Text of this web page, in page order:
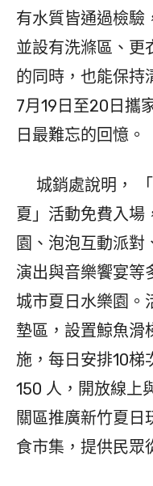
有水質皆通過檢驗
並設有洗滌區、更
的同時，也能保持
7月19日至20日攜
日最難忘的回憶。
城銷處說明， 「
夏」活動免費入場
園、泡泡互動派對
演出與音樂饗宴等
城市夏日水樂園。
墊區，設置鯨魚滑
施，每日安排10梯
150 人，開放線上
關區推廣新竹夏日
食市集，提供民眾